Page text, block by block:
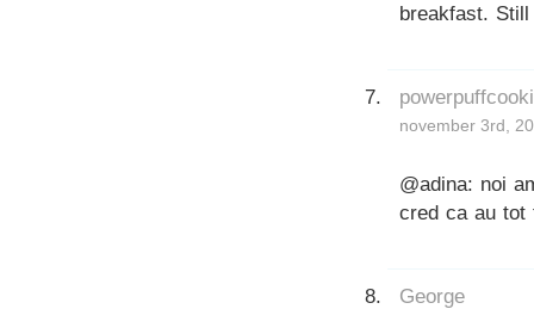
breakfast.
november 3rd,
@adina: noi
cred ca au tot
George